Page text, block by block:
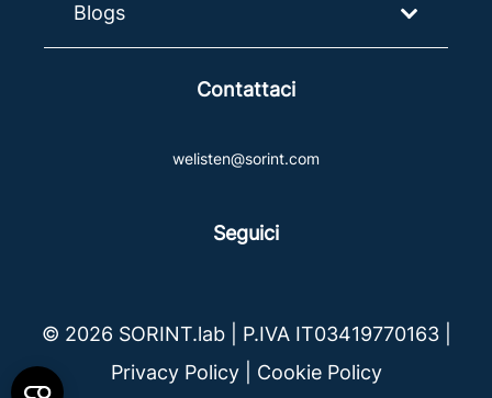
Blogs
Contattaci
welisten@sorint.com
Seguici
© 2026 SORINT.lab | P.IVA IT03419770163 |
Privacy Policy| Cookie Policy